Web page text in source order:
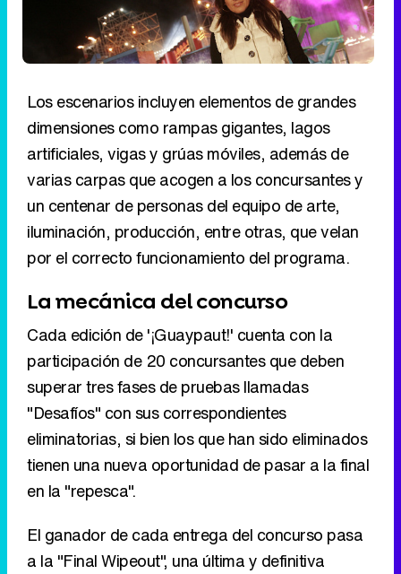
Los escenarios incluyen elementos de grandes
dimensiones como rampas gigantes, lagos
artificiales, vigas y grúas móviles, además de
varias carpas que acogen a los concursantes y
un centenar de personas del equipo de arte,
iluminación, producción, entre otras, que velan
por el correcto funcionamiento del programa.
La mecánica del concurso
Cada edición de '¡Guaypaut!' cuenta con la
participación de 20 concursantes que deben
superar tres fases de pruebas llamadas
"Desafíos" con sus correspondientes
eliminatorias, si bien los que han sido eliminados
tienen una nueva oportunidad de pasar a la final
en la "repesca".
El ganador de cada entrega del concurso pasa
a la "Final Wipeout", una última y definitiva